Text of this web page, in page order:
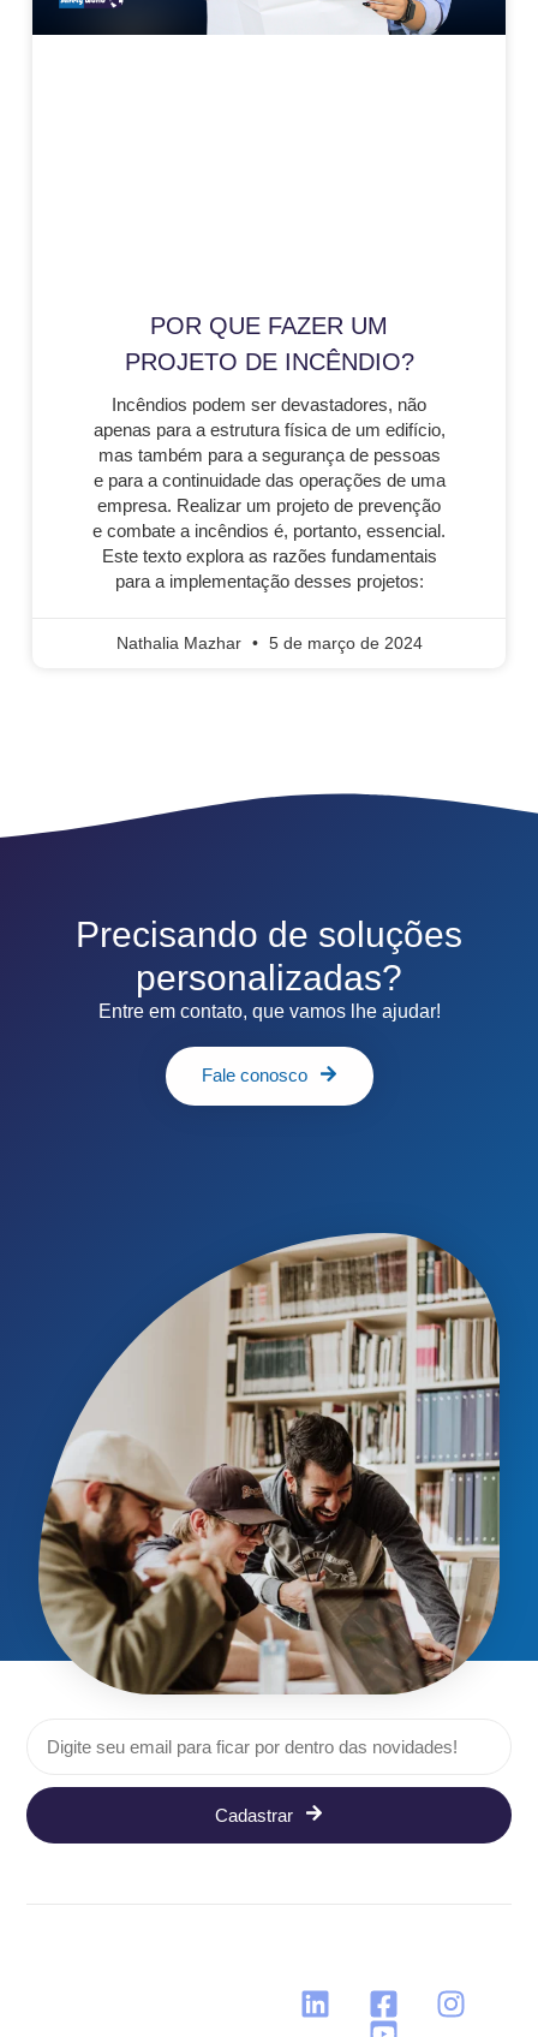
POR QUE FAZER UM
PROJETO DE INCÊNDIO?
Incêndios podem ser devastadores, não
apenas para a estrutura física de um edifício,
mas também para a segurança de pessoas
e para a continuidade das operações de uma
empresa. Realizar um projeto de prevenção
e combate a incêndios é, portanto, essencial.
Este texto explora as razões fundamentais
para a implementação desses projetos:
Nathalia Mazhar 5 de março de 2024
Precisando de soluções
personalizadas?
Entre em contato, que vamos lhe ajudar!
Fale conosco
Cadastrar